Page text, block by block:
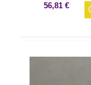
56,81 €